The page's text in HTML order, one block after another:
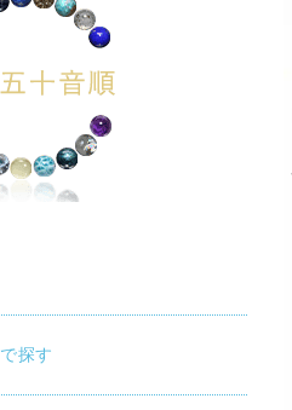
探す
設定（⚙）から「1080p HD」